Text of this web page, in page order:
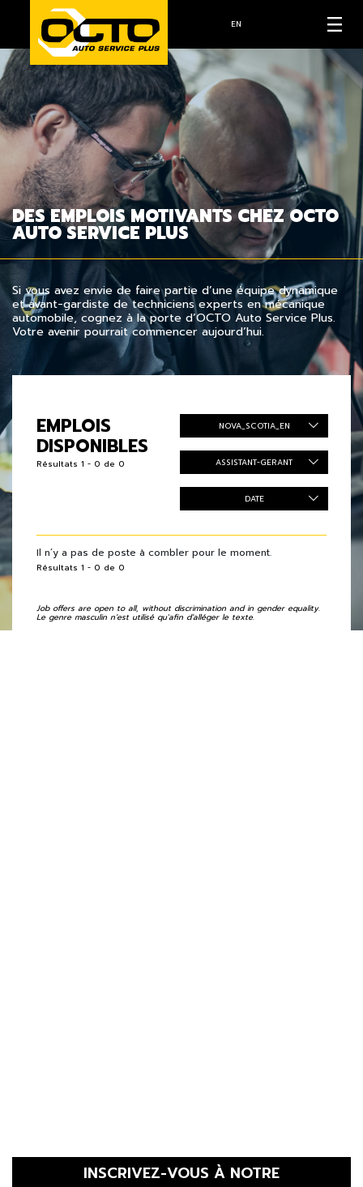
EN
DES EMPLOIS MOTIVANTS CHEZ OCTO
AUTO SERVICE PLUS
Si vous avez envie de faire partie d’une équipe dynamique
et avant-gardiste de techniciens experts en mécanique
automobile, cognez à la porte d’OCTO Auto Service Plus.
Votre avenir pourrait commencer aujourd’hui.
EMPLOIS
DISPONIBLES
Résultats 1 - 0 de 0
NOVA_SCOTIA_EN
ASSISTANT-GERANT
DATE
Il n’y a pas de poste à combler pour le moment.
Résultats 1 - 0 de 0
Job offers are open to all, without discrimination and in gender equality.
Le genre masculin n’est utilisé qu'afin d’alléger le texte.
INSCRIVEZ-VOUS À NOTRE